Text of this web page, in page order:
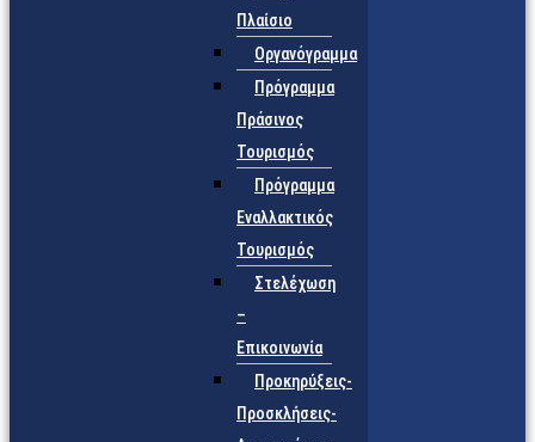
Πλαίσιο
Οργανόγραμμα
Πρόγραμμα
Πράσινος
Τουρισμός
Πρόγραμμα
Εναλλακτικός
Τουρισμός
Στελέχωση
–
Επικοινωνία
Προκηρύξεις-
Προσκλήσεις-